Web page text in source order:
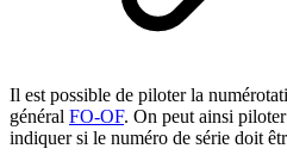
Il est possible de piloter la
général FO-OF. On peut ainsi
indiquer si le numéro de série doit